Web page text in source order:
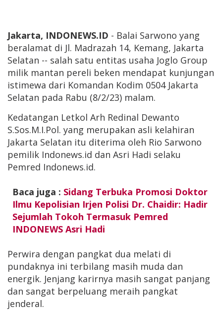
Jakarta, INDONEWS.ID - Balai Sarwono yang
beralamat di Jl. Madrazah 14, Kemang, Jakarta
Selatan -- salah satu entitas usaha Joglo Group
milik mantan pereli beken mendapat kunjungan
istimewa dari Komandan Kodim 0504 Jakarta
Selatan pada Rabu (8/2/23) malam.
Kedatangan Letkol Arh Redinal Dewanto
S.Sos.M.I.Pol. yang merupakan asli kelahiran
Jakarta Selatan itu diterima oleh Rio Sarwono
pemilik Indonews.id dan Asri Hadi selaku
Pemred Indonews.id.
Baca juga : Sidang Terbuka Promosi Doktor
Ilmu Kepolisian Irjen Polisi Dr. Chaidir: Hadir
Sejumlah Tokoh Termasuk Pemred
INDONEWS Asri Hadi
Perwira dengan pangkat dua melati di
pundaknya ini terbilang masih muda dan
energik. Jenjang karirnya masih sangat panjang
dan sangat berpeluang meraih pangkat
jenderal.